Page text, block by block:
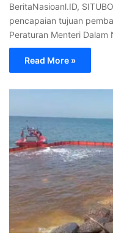
BeritaNasioanl.ID,
pencapaian tujuan
Peraturan Menteri
Read More »